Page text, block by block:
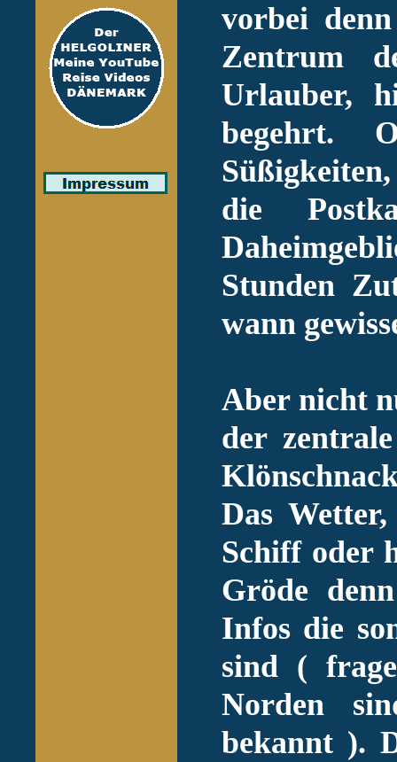
vorbei
Zentrum
Urlauber,
begehrt.
die
Stunden
wann
Aber nicht
der
Das
Schiff oder
Gröde
Infos die
sind (
Norden
bekannt ).